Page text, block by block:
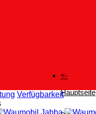
<-
Hauptseite
Verfügbarkeit